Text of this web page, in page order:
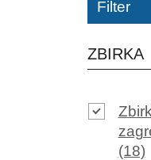
Filter
ZBIRKA
(18)